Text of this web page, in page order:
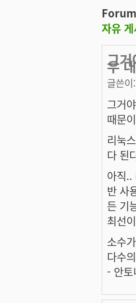
자유
그
우
글쓴이:
그거
때문
리눅
다 된
아직..
반 사
든 기
최선
소수
다수
- 안토